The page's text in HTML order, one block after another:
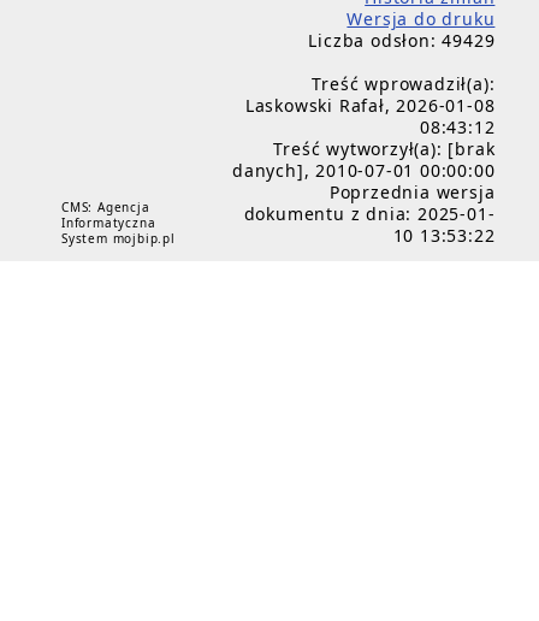
CMS: Agencja
Informatyczna
System mojbip.pl
Wersja do druku
Liczba odsłon: 49429
Treść wprowadził(a):
Laskowski Rafał, 2026-01-08
08:43:12
Treść wytworzył(a): [brak
danych], 2010-07-01 00:00:00
Poprzednia wersja
dokumentu z dnia: 2025-01-
10 13:53:22